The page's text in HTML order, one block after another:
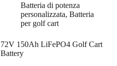
Batteria di potenza
personalizzata, Batteria
per golf cart
72V 150Ah LiFePO4 Golf Cart
Battery